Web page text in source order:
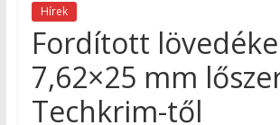
Hírek
Fordított
7,62×25 mm
Techkrim-től